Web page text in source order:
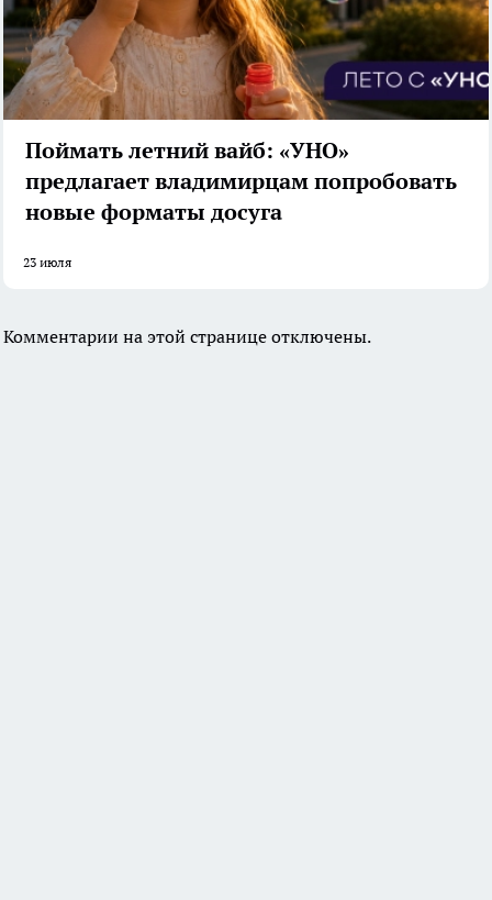
Поймать летний вайб: «УНО»
предлагает владимирцам попробовать
новые форматы досуга
23 июля
Комментарии на этой странице отключены.